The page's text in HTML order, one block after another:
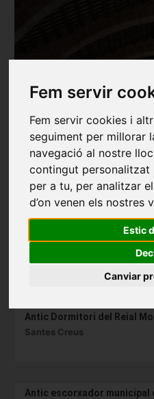
Fem servir
Fem servir cookies i
seguiment per millorar
navegació al nostre
contingut personalitzat
per a tu, per analitzar
d’on venen els nostres
Estic
Canviar
Antic Dormitori del Reial
Santes Creus
Antic escorxador municipal